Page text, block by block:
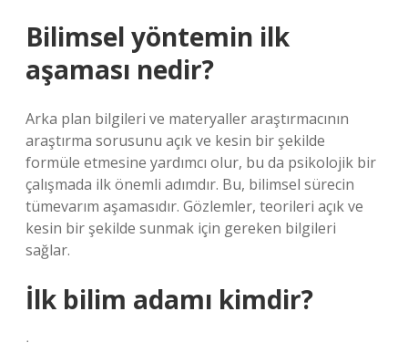
Bilimsel yöntemin ilk
aşaması nedir?
Arka plan bilgileri ve materyaller araştırmacının
araştırma sorusunu açık ve kesin bir şekilde
formüle etmesine yardımcı olur, bu da psikolojik bir
çalışmada ilk önemli adımdır. Bu, bilimsel sürecin
tümevarım aşamasıdır. Gözlemler, teorileri açık ve
kesin bir şekilde sunmak için gereken bilgileri
sağlar.
İlk bilim adamı kimdir?